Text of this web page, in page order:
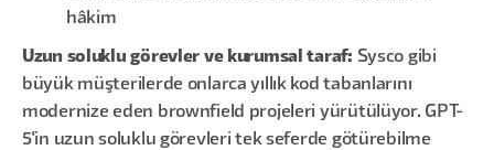
hâkim
Uzun soluklu görevler ve kurumsal taraf: Sysco gibi
büyük müşterilerde onlarca yıllık kod tabanlarını
modernize eden brownfield projeleri yürütülüyor. GPT-
5'in uzun soluklu görevleri tek seferde götürebilme